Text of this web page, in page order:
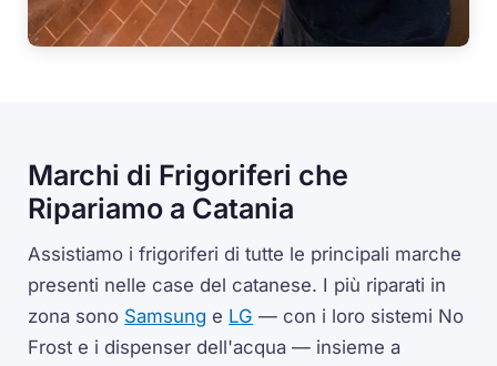
Marchi di Frigoriferi che
Ripariamo a Catania
Assistiamo i frigoriferi di tutte le principali marche
presenti nelle case del catanese. I più riparati in
zona sono Samsung e LG — con i loro sistemi No
Frost e i dispenser dell'acqua — insieme a